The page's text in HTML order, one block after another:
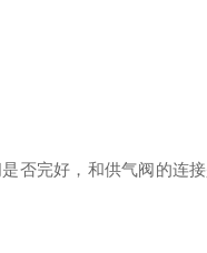
否完好，和供气阀的连